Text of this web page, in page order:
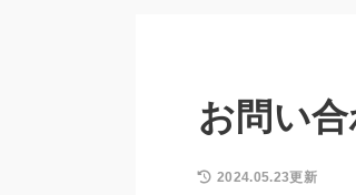
お問い
2024.05.23更新